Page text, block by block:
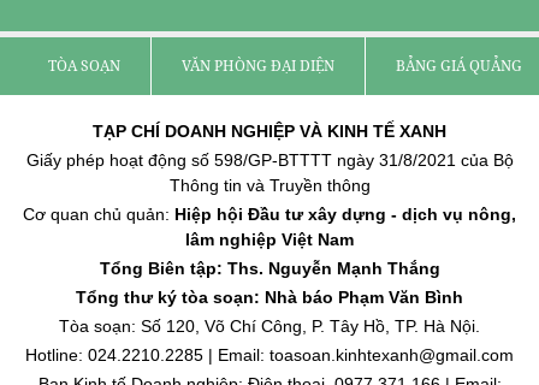
TÒA SOẠN VĂN PHÒNG ĐẠI DIỆN BẢNG GIÁ QUẢNG
TẠP CHÍ DOANH NGHIỆP VÀ KINH TẾ XANH
Giấy phép hoạt động số 598/GP-BTTTT ngày 31/8/2021 của Bộ
Thông tin và Truyền thông
Cơ quan chủ quản: Hiệp hội Đầu tư xây dựng - dịch vụ nông,
lâm nghiệp Việt Nam
Tổng Biên tập: Ths. Nguyễn Mạnh Thắng
Tổng thư ký tòa soạn: Nhà báo Phạm Văn Bình
Tòa soạn: Số 120, Võ Chí Công, P. Tây Hồ, TP. Hà Nội.
Hotline: 024.2210.2285 | Email: toasoan.kinhtexanh@gmail.com